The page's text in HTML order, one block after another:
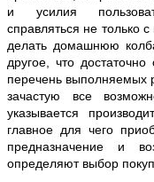
и усилия
справляться не только
делать домашнюю
другое, что
перечень выполняемых
зачастую все
указывается
главное для чего
предназначение и
определяют выбор